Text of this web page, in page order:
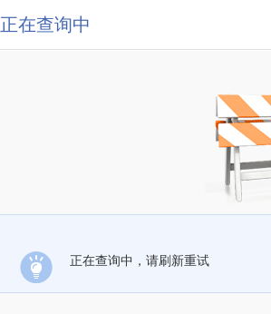
正在查询中
正在查询中，请刷新重试